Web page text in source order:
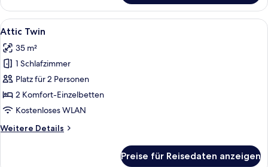
Room
Alle
Fotos
für
Attic
Twin
anzeigen
Ein modernes Schlafzimmer im Loft-
8
Attic Twin
35 m²
1 Schlafzimmer
Platz für 2 Personen
2 Komfort-Einzelbetten
Kostenloses WLAN
Weitere Details
Weitere
Preise für Reisedaten anzeigen